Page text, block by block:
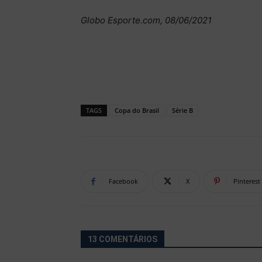
Globo Esporte.com, 08/06/2021
TAGS Copa do Brasil Série B
Facebook X Pinterest
13 COMENTÁRIOS